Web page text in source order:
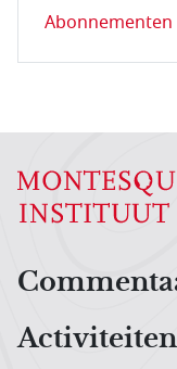
Activiteiten